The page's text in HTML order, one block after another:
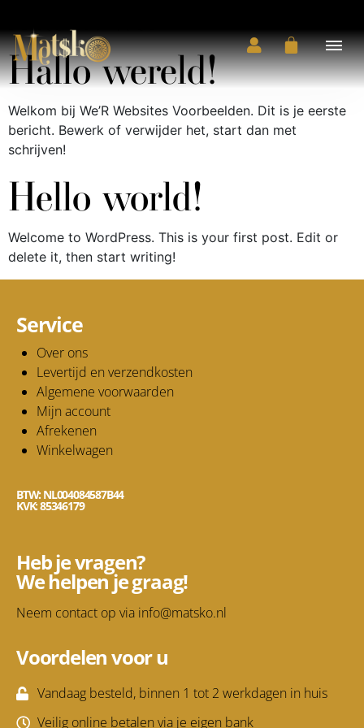
Auteur:
Hallo wereld!
Welkom bij We’R Websites Voorbeelden. Dit is je eerste
bericht. Bewerk of verwijder het, start dan met
schrijven!
Hello world!
Welcome to WordPress. This is your first post. Edit or
delete it, then start writing!
Service
Over ons
Levertijd en verzendkosten
Algemene voorwaarden
Mijn account
Afrekenen
Winkelwagen
BTW: NL004084587B44
KVK: 85346179
Heb je vragen?
We helpen je graag!
Neem contact op via info@matsko.nl
Voordelen voor u
Vandaag besteld, binnen 1 tot 2 werkdagen in huis
Veilig online betalen via je eigen bank